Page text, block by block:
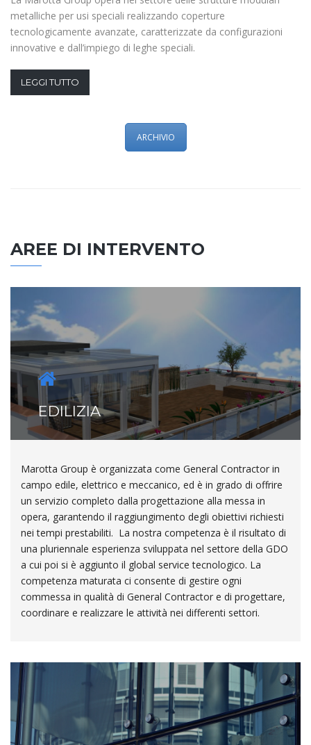
metalliche per usi speciali realizzando coperture
tecnologicamente avanzate, caratterizzate da configurazioni
innovative e dall’impiego di leghe speciali.
LEGGI TUTTO
ARCHIVIO
AREE DI INTERVENTO
EDILIZIA
Marotta Group è organizzata come General Contractor in
campo edile, elettrico e meccanico, ed è in grado di offrire
un servizio completo dalla progettazione alla messa in
opera, garantendo il raggiungimento degli obiettivi richiesti
nei tempi prestabiliti. La nostra competenza è il risultato di
una pluriennale esperienza sviluppata nel settore della GDO
a cui poi si è aggiunto il global service tecnologico. La
competenza maturata ci consente di gestire ogni
commessa in qualità di General Contractor e di progettare,
coordinare e realizzare le attività nei differenti settori.